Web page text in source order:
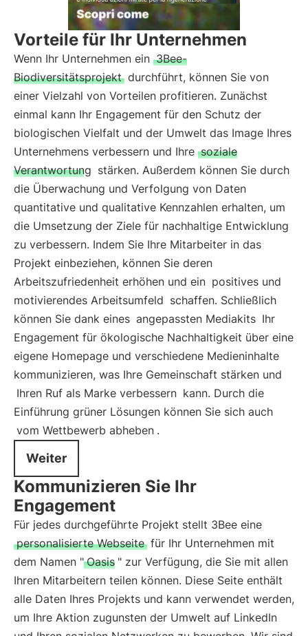
Vorteile für Ihr Unternehmen
Wenn Ihr Unternehmen ein 3Bee-
Biodiversitätsprojekt durchführt, können Sie von
einer Vielzahl von Vorteilen profitieren. Zunächst
einmal kann Ihr Engagement für den Schutz der
biologischen Vielfalt und der Umwelt das Image Ihres
Unternehmens verbessern und Ihre soziale
Verantwortung stärken. Außerdem können Sie durch
die Überwachung und Verfolgung von Daten
quantitative und qualitative Kennzahlen erhalten, um
die Umsetzung der Ziele für nachhaltige Entwicklung
zu verbessern. Indem Sie Ihre Mitarbeiter in das
Projekt einbeziehen, können Sie deren
Arbeitszufriedenheit erhöhen und ein positives und
motivierendes Arbeitsumfeld schaffen. Schließlich
können Sie dank eines angepassten Mediakits Ihr
Engagement für ökologische Nachhaltigkeit über eine
eigene Homepage und verschiedene Medieninhalte
kommunizieren, was Ihre Gemeinschaft stärken und
Ihren Ruf als Marke verbessern kann. Durch die
Einführung grüner Lösungen können Sie sich auch
vom Wettbewerb abheben .
Weiter
Kommunizieren Sie Ihr
Engagement
Für jedes durchgeführte Projekt stellt 3Bee eine
personalisierte Webseite für Ihr Unternehmen mit
dem Namen " Oasis " zur Verfügung, die Sie mit allen
Ihren Mitarbeitern teilen können. Diese Seite enthält
alle Daten Ihres Projekts und kann verwendet werden,
um Ihre Aktion zugunsten der Umwelt auf LinkedIn